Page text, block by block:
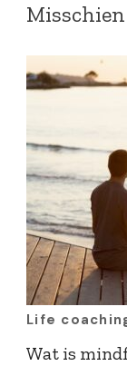
Life
Wat is